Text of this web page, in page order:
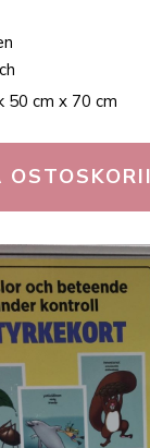
50 cm x 70 cm